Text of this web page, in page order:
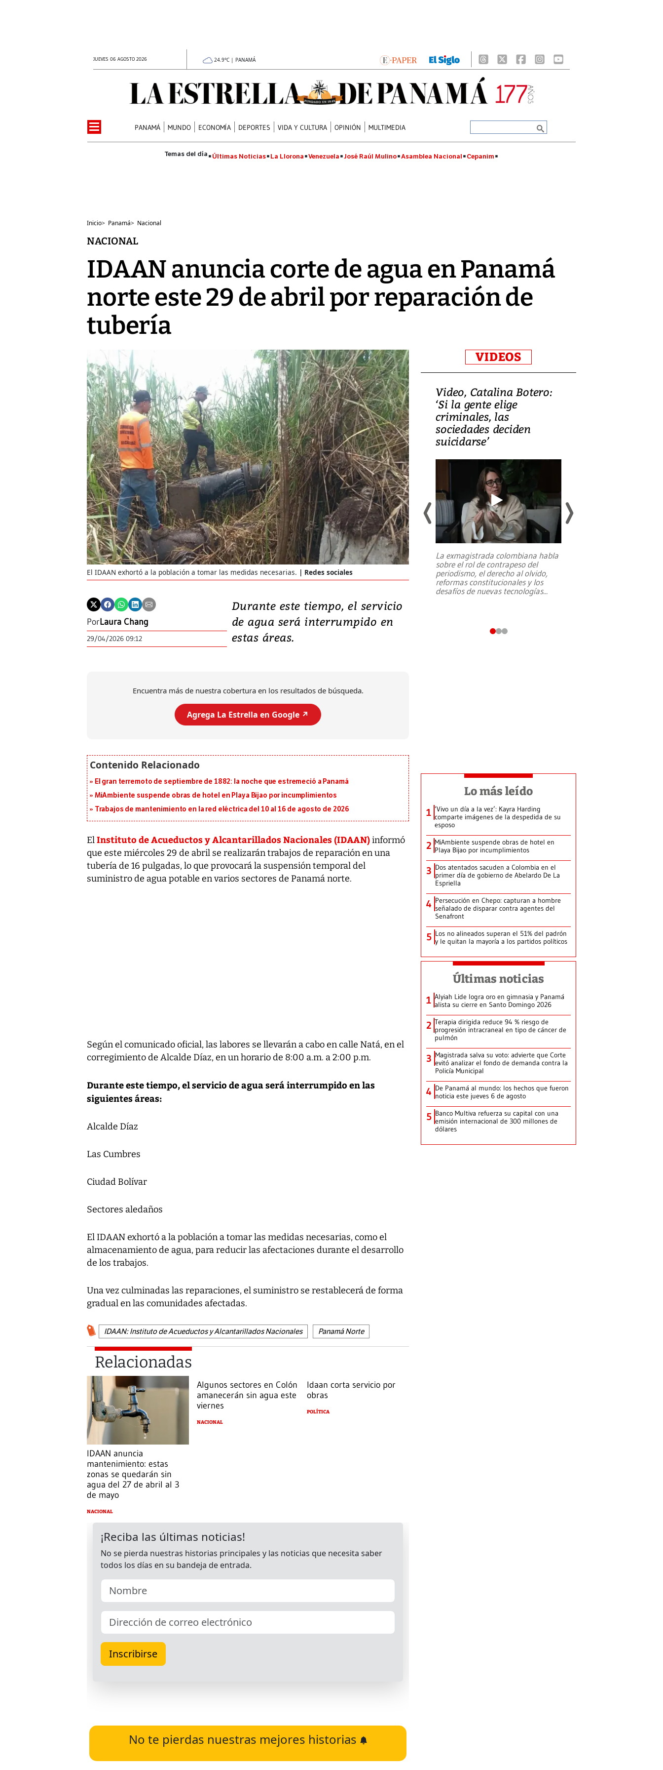
JUEVES 06 AGOSTO 2026 24.9°C | PANAMÁ
PANAMÁ MUNDO ECONOMÍA DEPORTES VIDA Y CULTURA OPINIÓN MULTIMEDIA
Últimas Noticias La Llorona Venezuela José Raúl Mulino Asamblea Nacional Cepanim
Inicio> Panamá> Nacional
NACIONAL
IDAAN anuncia corte de agua en Panamá
norte este 29 de abril por reparación de
tubería
El IDAAN exhortó a la población a tomar las medidas necesarias. Redes sociales
PorLaura Chang
29/04/2026 09:12
Durante este tiempo, el servicio
de agua será interrumpido en
estas áreas.
Encuentra más de nuestra cobertura en los resultados de búsqueda.
Agrega La Estrella en Google ↗️
El gran terremoto de septiembre de 1882: la noche que estremeció a Panamá
MiAmbiente suspende obras de hotel en Playa Bijao por incumplimientos
Trabajos de mantenimiento en la red eléctrica del 10 al 16 de agosto de 2026
ElInstituto de Acueductos y Alcantarillados Nacionales (IDAAN)informó
que este miércoles 29 de abril se realizarán trabajos de reparación en una
tubería de 16 pulgadas, lo que provocará la suspensión temporal del
suministro de agua potable en varios sectores de Panamá norte.
Según el comunicado oficial, las labores se llevarán a cabo en calle Natá, en el
corregimiento de Alcalde Díaz, en un horario de 8:00 a.m. a 2:00 p.m.
Durante este tiempo, el servicio de agua será interrumpido en las
siguientes áreas:
Alcalde Díaz
Las Cumbres
Ciudad Bolívar
Sectores aledaños
El IDAAN exhortó a la población a tomar las medidas necesarias, como el
almacenamiento de agua, para reducir las afectaciones durante el desarrollo
de los trabajos.
Una vez culminadas las reparaciones, el suministro se restablecerá de forma
gradual en las comunidades afectadas.
IDAAN: Instituto de Acueductos y Alcantarillados Nacionales Panamá Norte
Relacionadas
IDAAN anuncia
mantenimiento: estas
zonas se quedarán sin
agua del 27 de abril al 3
de mayo
NACIONAL
Algunos sectores en Colón
amanecerán sin agua este
viernes
NACIONAL
Idaan corta servicio por
obras
POLÍTICA
No te pierdas nuestras mejores historias
VIDEOS
Video, Japón: Terremoto
deja heridos y graves
daños en Kumamoto
Un fuerte terremoto de magnitud
7,1 se registró este martes 28 de
julio en la prefectura de Kumamoto,
al sur de Japón, provocando una
emergencia de gran...
Video, Catalina Botero:
‘Si la gente elige
criminales, las
sociedades deciden
suicidarse’
La exmagistrada colombiana habla
sobre el rol de contrapeso del
periodismo, el derecho al olvido,
reformas constitucionales y los
desafíos de nuevas tecnologías...
Lo más leído
1 ‘Vivo un día a la vez’: Kayra Harding
comparte imágenes de la despedida de su
esposo
2 MiAmbiente suspende obras de hotel en
Playa Bijao por incumplimientos
3 Dos atentados sacuden a Colombia en el
primer día de gobierno de Abelardo De La
Espriella
4 Persecución en Chepo: capturan a hombre
señalado de disparar contra agentes del
Senafront
5 Los no alineados superan el 51% del padrón
y le quitan la mayoría a los partidos políticos
Últimas noticias
1 Alyiah Lide logra oro en gimnasia y Panamá
alista su cierre en Santo Domingo 2026
2 Terapia dirigida reduce 94 % riesgo de
progresión intracraneal en tipo de cáncer de
pulmón
3 Magistrada salva su voto: advierte que Corte
evitó analizar el fondo de demanda contra la
Policía Municipal
4 De Panamá al mundo: los hechos que fueron
noticia este jueves 6 de agosto
5 Banco Multiva refuerza su capital con una
emisión internacional de 300 millones de
dólares